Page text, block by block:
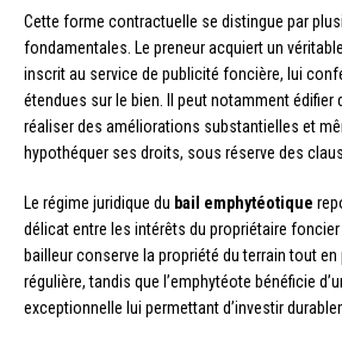
Cette forme contractuelle se distingue par
fondamentales. Le preneur acquiert un
inscrit au service de publicité foncière, lui
étendues sur le bien. Il peut notamment
réaliser des améliorations substantielles et
hypothéquer ses droits, sous réserve des
Le régime juridique du bail emphytéotique
délicat entre les intérêts du propriétaire foncier
bailleur conserve la propriété du terrain tout en
régulière, tandis que l’emphytéote bénéficie
exceptionnelle lui permettant d’investir